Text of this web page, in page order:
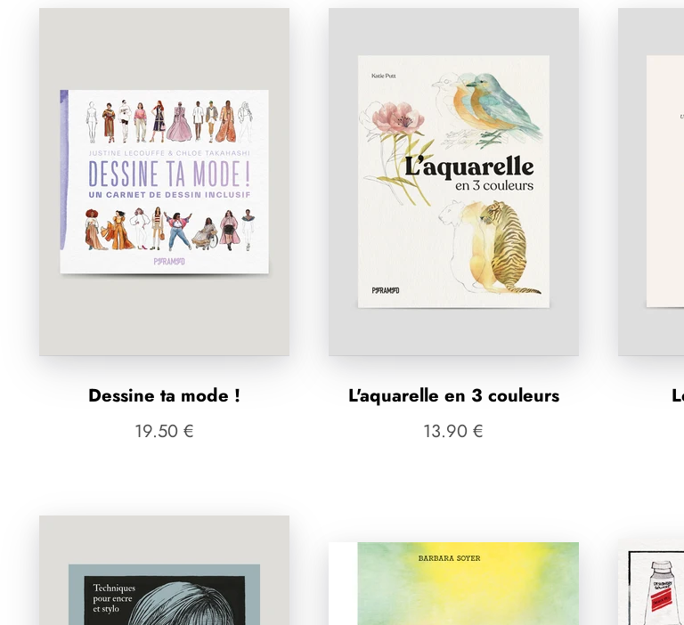
Dessine ta mode !
19.50 €
L'aquarelle en 3 couleurs
13.90 €